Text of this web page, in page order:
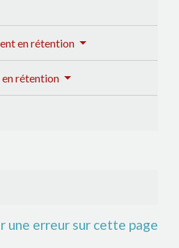
en rétention
rétention
une erreur sur cette page